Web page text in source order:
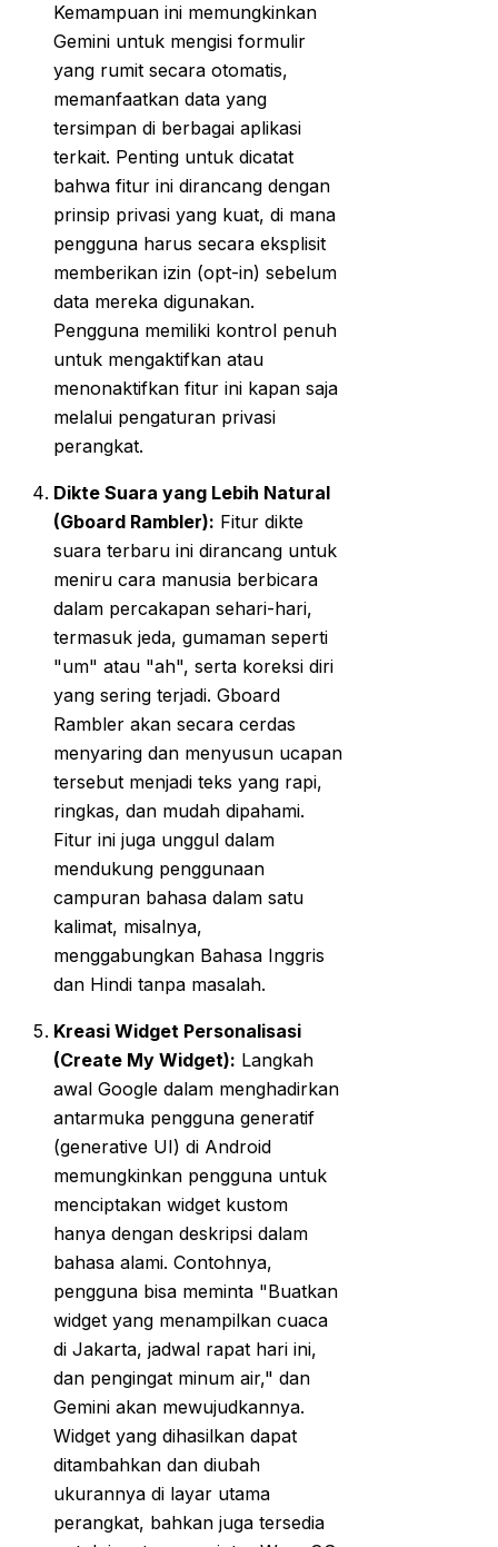
Kemampuan ini memungkinkan
Gemini untuk mengisi formulir
yang rumit secara otomatis,
memanfaatkan data yang
tersimpan di berbagai aplikasi
terkait. Penting untuk dicatat
bahwa fitur ini dirancang dengan
prinsip privasi yang kuat, di mana
pengguna harus secara eksplisit
memberikan izin (opt-in) sebelum
data mereka digunakan.
Pengguna memiliki kontrol penuh
untuk mengaktifkan atau
menonaktifkan fitur ini kapan saja
melalui pengaturan privasi
perangkat.
Dikte Suara yang Lebih Natural
(Gboard Rambler): Fitur dikte
suara terbaru ini dirancang untuk
meniru cara manusia berbicara
dalam percakapan sehari-hari,
termasuk jeda, gumaman seperti
"um" atau "ah", serta koreksi diri
yang sering terjadi. Gboard
Rambler akan secara cerdas
menyaring dan menyusun ucapan
tersebut menjadi teks yang rapi,
ringkas, dan mudah dipahami.
Fitur ini juga unggul dalam
mendukung penggunaan
campuran bahasa dalam satu
kalimat, misalnya,
menggabungkan Bahasa Inggris
dan Hindi tanpa masalah.
Kreasi Widget Personalisasi
(Create My Widget): Langkah
awal Google dalam menghadirkan
antarmuka pengguna generatif
(generative UI) di Android
memungkinkan pengguna untuk
menciptakan widget kustom
hanya dengan deskripsi dalam
bahasa alami. Contohnya,
pengguna bisa meminta "Buatkan
widget yang menampilkan cuaca
di Jakarta, jadwal rapat hari ini,
dan pengingat minum air," dan
Gemini akan mewujudkannya.
Widget yang dihasilkan dapat
ditambahkan dan diubah
ukurannya di layar utama
perangkat, bahkan juga tersedia